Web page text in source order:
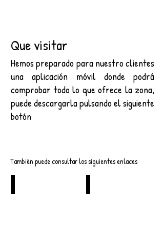
Que visitar
Hemos preparado para nuestro clientes
una aplicación móvil donde podrá
comprobar todo lo que ofrece la zona,
puede descargarla pulsando el siguiente
botón
También puede consultar los siguientes enlaces